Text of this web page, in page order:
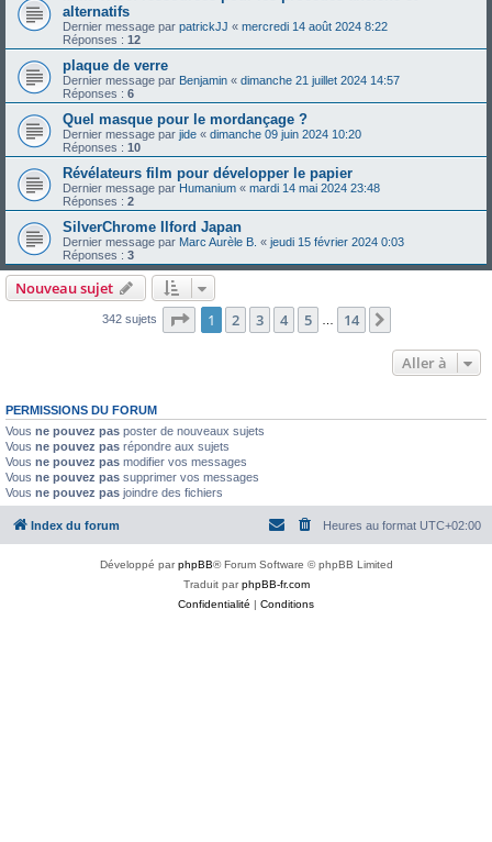
alternatifs
Dernier message par patrickJJ « mercredi 14 août 2024 8:22
Réponses : 12
plaque de verre
Dernier message par Benjamin « dimanche 21 juillet 2024 14:57
Réponses : 6
Quel masque pour le mordançage ?
Dernier message par jide « dimanche 09 juin 2024 10:20
Réponses : 10
Révélateurs film pour développer le papier
Dernier message par Humanium « mardi 14 mai 2024 23:48
Réponses : 2
SilverChrome Ilford Japan
Dernier message par Marc Aurèle B. « jeudi 15 février 2024 0:03
Réponses : 3
Nouveau sujet
342 sujets Page 1sur14
1 2 3 4 5 14
Aller à
PERMISSIONS DU FORUM
Vous ne pouvez pas poster de nouveaux sujets
Vous ne pouvez pas répondre aux sujets
Vous ne pouvez pas modifier vos messages
Vous ne pouvez pas supprimer vos messages
Vous ne pouvez pas joindre des fichiers
Index du forum Heures au format UTC+02:00
Développé parphpBB® Forum Software © phpBB Limited
Traduit parphpBB-fr.com
Confidentialité | Conditions